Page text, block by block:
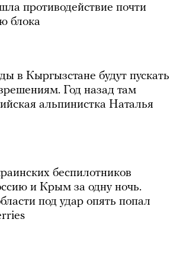
противодействие почти
блока
в Кыргызстане будут пускать
Год назад там
альпинистка Наталья
беспилотников
и Крым за одну ночь.
под удар опять попал